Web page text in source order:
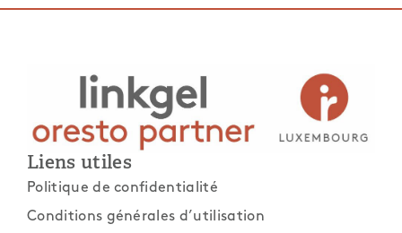
Liens utiles
Politique de confidentialité
Conditions générales d’utilisation